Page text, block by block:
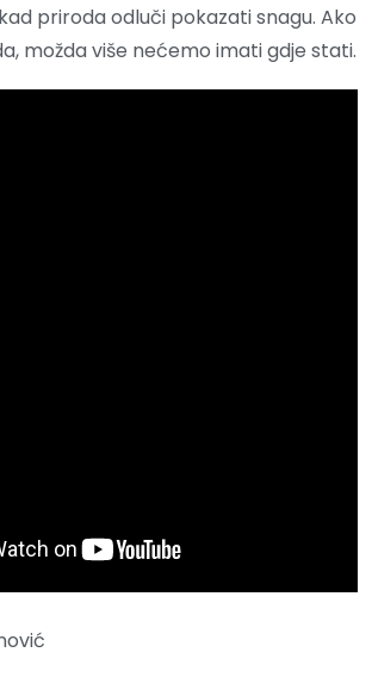
priroda odluči pokazati snagu. Ako
možda više nećemo imati gdje stati.